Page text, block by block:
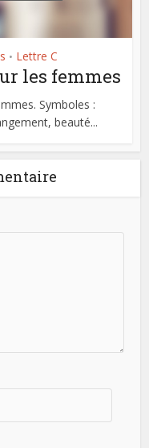
• Lettre C
les femmes
Symboles :
beauté...